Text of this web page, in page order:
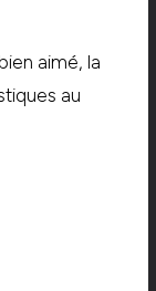
aimé, la
au